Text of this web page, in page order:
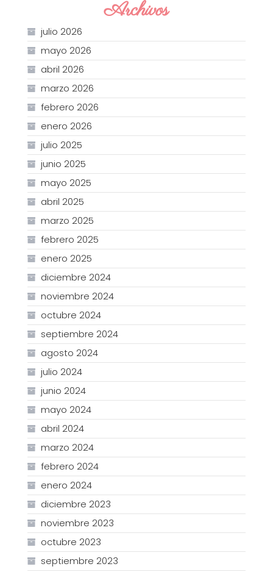
Archivos
julio 2026
mayo 2026
abril 2026
marzo 2026
febrero 2026
enero 2026
julio 2025
junio 2025
mayo 2025
abril 2025
marzo 2025
febrero 2025
enero 2025
diciembre 2024
noviembre 2024
octubre 2024
septiembre 2024
agosto 2024
julio 2024
junio 2024
mayo 2024
abril 2024
marzo 2024
febrero 2024
enero 2024
diciembre 2023
noviembre 2023
octubre 2023
septiembre 2023